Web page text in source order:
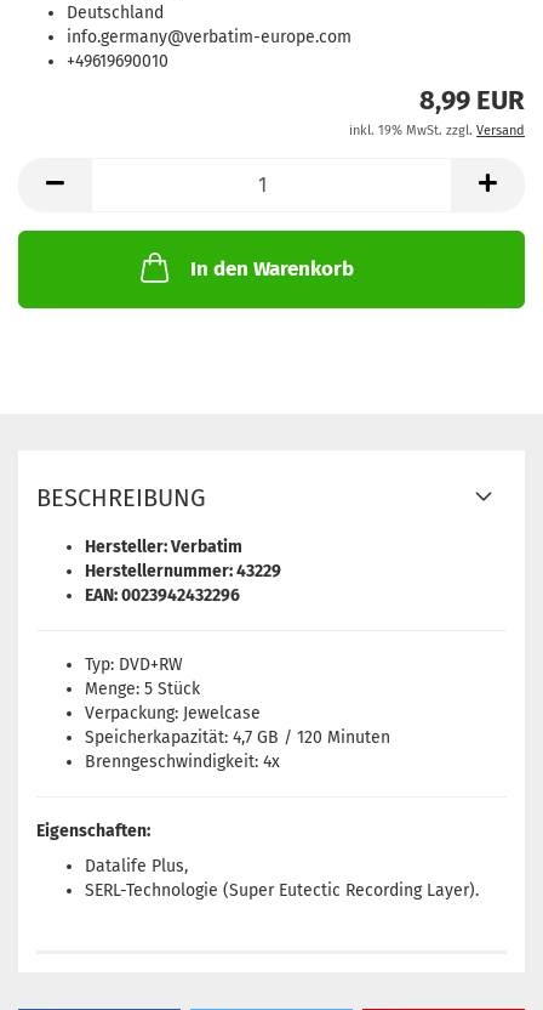
Deutschland
info.germany@verbatim-europe.com
+49619690010
8,99 EUR
inkl. 19% MwSt. zzgl. Versand
In den Warenkorb
BESCHREIBUNG
Hersteller: Verbatim
Herstellernummer: 43229
EAN: 0023942432296
Typ: DVD+RW
Menge: 5 Stück
Verpackung: Jewelcase
Speicherkapazität: 4,7 GB / 120 Minuten
Brenngeschwindigkeit: 4x
Eigenschaften:
Datalife Plus,
SERL-Technologie (Super Eutectic Recording Layer).